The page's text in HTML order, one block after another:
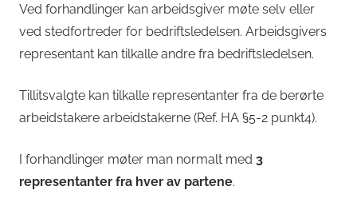
Ved forhandlinger kan arbeidsgiver møte selv eller
ved stedfortreder for bedriftsledelsen. Arbeidsgivers
representant kan tilkalle andre fra bedriftsledelsen.
Tillitsvalgte kan tilkalle representanter fra de berørte
arbeidstakere arbeidstakerne (Ref. HA §5-2 punkt4).
I forhandlinger møter man normalt med 3
representanter fra hver av partene.